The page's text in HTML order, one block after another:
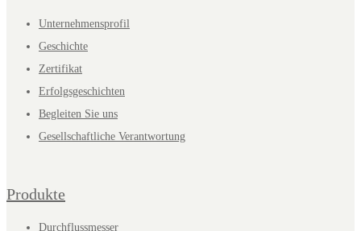
Unternehmensprofil
Geschichte
Zertifikat
Erfolgsgeschichten
Begleiten Sie uns
Gesellschaftliche Verantwortung
Produkte
Durchflussmesser